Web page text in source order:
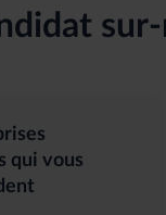
qui vous